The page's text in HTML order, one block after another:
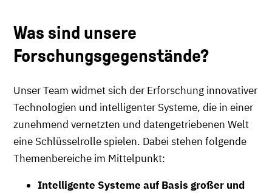
Was sind unsere
Forschungsgegenstände?
Unser Team widmet sich der Erforschung innovativer
Technologien und intelligenter Systeme, die in einer
zunehmend vernetzten und datengetriebenen Welt
eine Schlüsselrolle spielen. Dabei stehen folgende
Themenbereiche im Mittelpunkt:
Intelligente Systeme auf Basis großer und